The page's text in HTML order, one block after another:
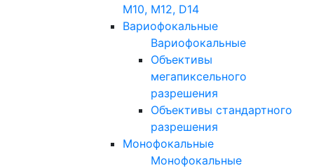
M10, M12, D14
Вариофокальные
Вариофокальные
Объективы
мегапиксельного
разрешения
Объективы стандартного
разрешения
Монофокальные
Монофокальные